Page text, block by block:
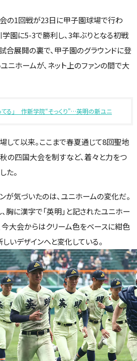
の1回戦が23日に甲子園球場で行わ
園に5-3で勝利し、3年ぶりとなる初戦
合展開の裏で、甲子園のグラウンドに登
ニホームが、ネット上のファンの間で大
てる」 作新学院“そっくり”…英明の新ユニ
て以来。ここまで春夏通じて8回聖地
の四国大会を制すなど、着々と力をつ
た。
が気づいたのは、ユニホームの変化だ。
胸に漢字で「英明」と記されたユニホー
今大会からはクリーム色をベースに紺色
いデザインへと変化している。